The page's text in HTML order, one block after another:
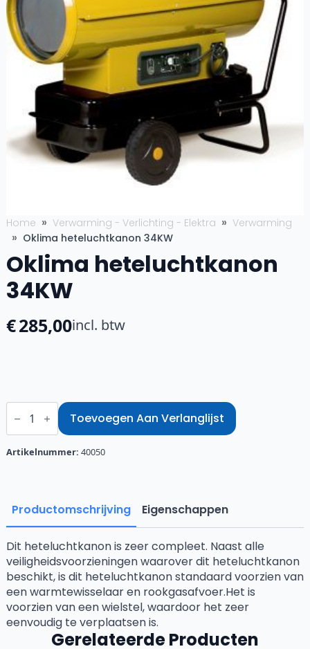
Home Verwarming - Verlichting - Elektra
Verwarming
Oklima heteluchtkanon 34KW
Oklima heteluchtkanon
34KW
€285,00incl. btw
Oklima
heteluchtkanon
aantal
Toevoegen Aan Verlanglijst
Artikelnummer: 40050
Productomschrijving Eigenschappen
Dit heteluchtkanon is zeer compleet. Naast alle
veiligheidsvoorzieningen waarover dit heteluchtkanon
beschikt, is dit heteluchtkanon standaard voorzien van
een warmtewisselaar en rookgasafvoer.Het is
voorzien van een wielstel, waardoor het zeer
eenvoudig te verplaatsen is.
Gerelateerde Producten